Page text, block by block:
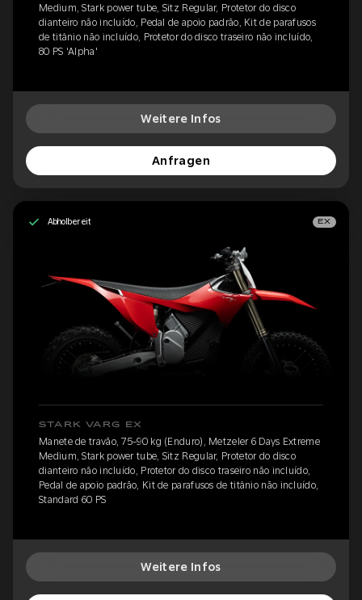
Medium, Stark power tube, Sitz Regular, Protetor do disco
dianteiro não incluído, Pedal de apoio padrão, Kit de parafusos
de titânio não incluído, Protetor do disco traseiro não incluído,
80 PS 'Alpha'
Weitere Infos
Anfragen
Abholbereit EX
STARK VARG EX
Manete de travão, 75-90 kg (Enduro), Metzeler 6 Days Extreme
Medium, Stark power tube, Sitz Regular, Protetor do disco
dianteiro não incluído, Protetor do disco traseiro não incluído,
Pedal de apoio padrão, Kit de parafusos de titânio não incluído,
Standard 60 PS
Weitere Infos